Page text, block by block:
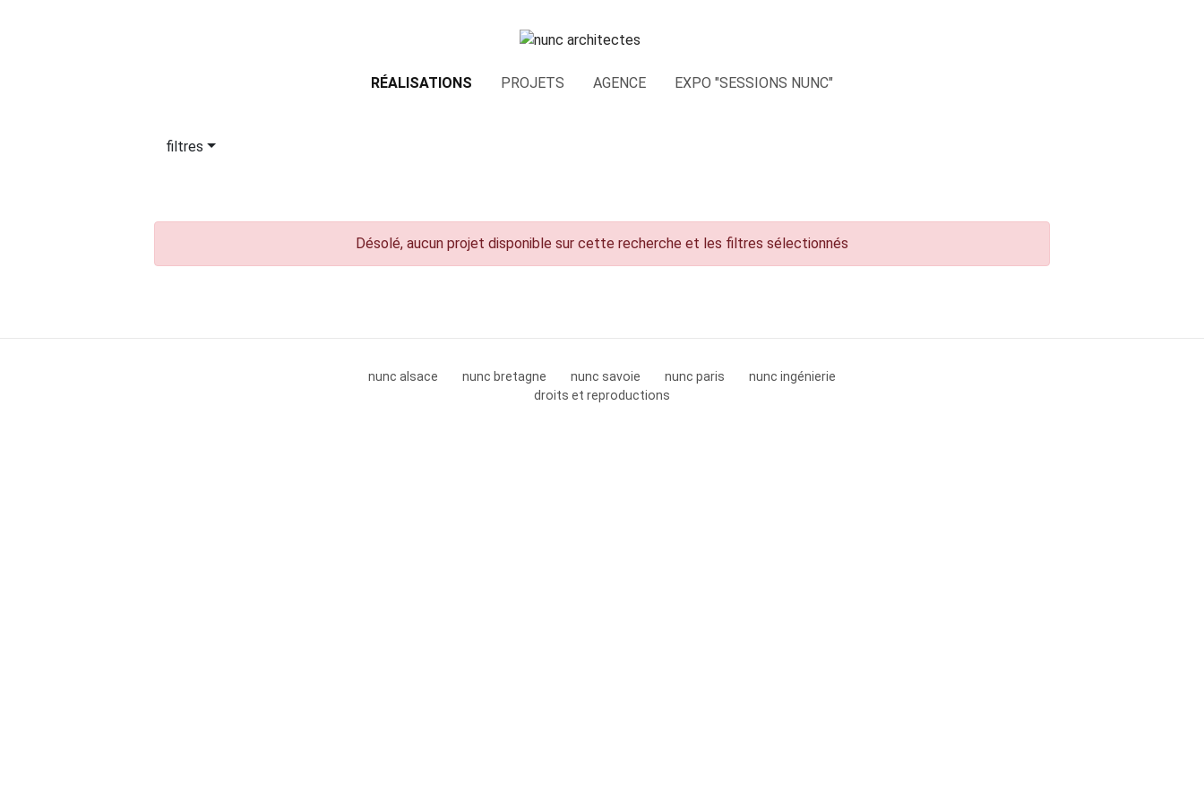
RÉALISATIONS PROJETS AGENCE EXPO "SESSIONS NUNC"
filtres
Désolé, aucun projet disponible sur cette recherche et les filtres sélectionnés
nunc alsace nunc bretagne nunc savoie nunc paris
nunc ingénierie
droits et reproductions